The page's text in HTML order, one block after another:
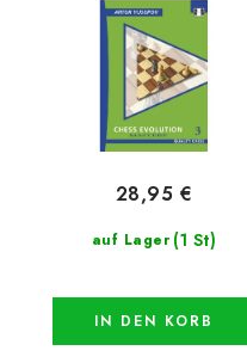
auf Lager (1 St)
28,95 €
IN DEN KORB